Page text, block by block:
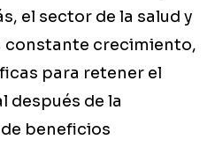
el sector de la salud y
constante crecimiento,
para retener el
después de la
beneficios